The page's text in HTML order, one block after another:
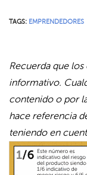
TAGS: EMPRENDEDORES
Recuerda que
informativo.
contenido o por
hace referencia
teniendo en